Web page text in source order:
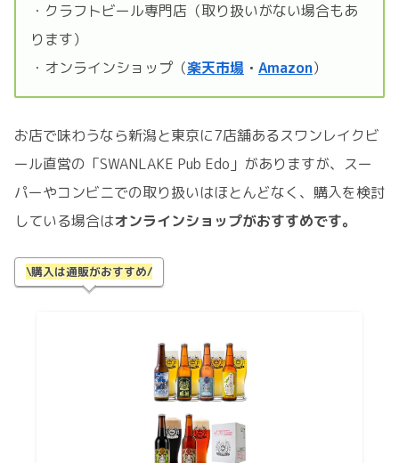
・クラフトビール専門店（取り扱いがない場合もあ
ります）
・オンラインショップ（楽天市場 ・ Amazon）
お店で味わうなら新潟と東京に7店舗あるスワンレイクビ
ール直営の「SWANLAKE Pub Edo」がありますが、スー
パーやコンビニでの取り扱いはほとんどなく、購入を検討
している場合はオンラインショップがおすすめです。
\購入は通販がおすすめ/